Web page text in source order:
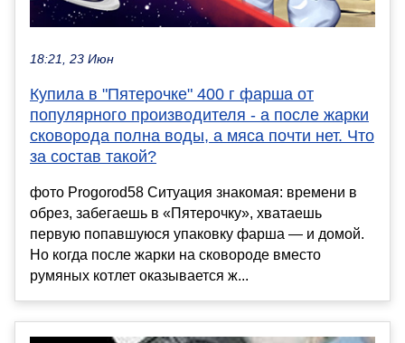
18:21, 23 Июн
Купила в "Пятерочке" 400 г фарша от
популярного производителя - а после жарки
сковорода полна воды, а мяса почти нет. Что
за состав такой?
фото Progorod58 Ситуация знакомая: времени в
обрез, забегаешь в «Пятерочку», хватаешь
первую попавшуюся упаковку фарша — и домой.
Но когда после жарки на сковороде вместо
румяных котлет оказывается ж...